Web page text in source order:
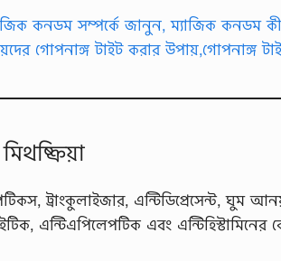
কনডম সম্পর্কে জানুন, ম্যাজিক কনডম
গোপনাঙ্গ টাইট করার উপায়,গোপনাঙ্গ
ট্রাংকুলাইজার, এন্টিডিপ্রেসেন্ট,
এন্টিএপিলেপটিক এবং এন্টিহিস্টামিনের